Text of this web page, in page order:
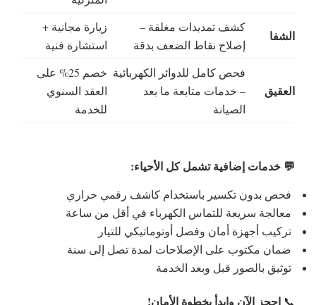
الشفا
كشف تمديدات مغلقة –
إصلاح نقاط الضعف بدقة
زيارة مجانية +
استشارة فنية
العقيق
فحص كامل للدوائر الكهربائية
– خدمات متابعة ما بعد
الصيانة
خصم 25% على
العقد السنوي
للخدمة
💬 خدمات إضافية تشمل كل الأحياء:
فحص بدون تكسير باستخدام كاشف رقمي حراري
معالجة سريعة للتماس الكهرباء في أقل من ساعة
تركيب أجهزة أمان وفصل أوتوماتيكي للتيار
ضمان مكتوب على الإصلاحات لمدة تصل إلى سنة
توثيق بالصور قبل وبعد الخدمة
📞 احجز الآن وابدأ بخطوة الأمان!